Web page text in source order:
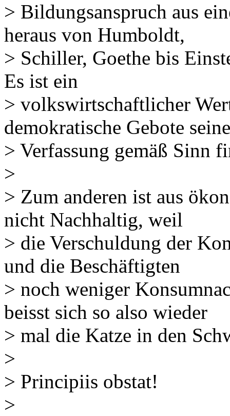
> Bildungsanspruch aus
heraus von Humboldt,
> Schiller, Goethe bis
Es ist ein
> volkswirtschaftlicher
demokratische Gebote
> Verfassung gemäß Sinn
>
> Zum anderen ist aus
nicht Nachhaltig, weil
> die Verschuldung der
und die Beschäftigten
> noch weniger
beisst sich so also wieder
> mal die Katze in den
>
> Principiis obstat!
>